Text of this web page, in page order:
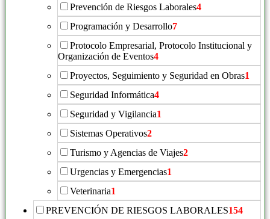
Prevención de Riesgos Laborales4
Programación y Desarrollo7
Protocolo Empresarial, Protocolo Institucional y
Organización de Eventos4
Proyectos, Seguimiento y Seguridad en Obras1
Seguridad Informática4
Seguridad y Vigilancia1
Sistemas Operativos2
Turismo y Agencias de Viajes2
Urgencias y Emergencias1
Veterinaria1
PREVENCIÓN DE RIESGOS LABORALES154